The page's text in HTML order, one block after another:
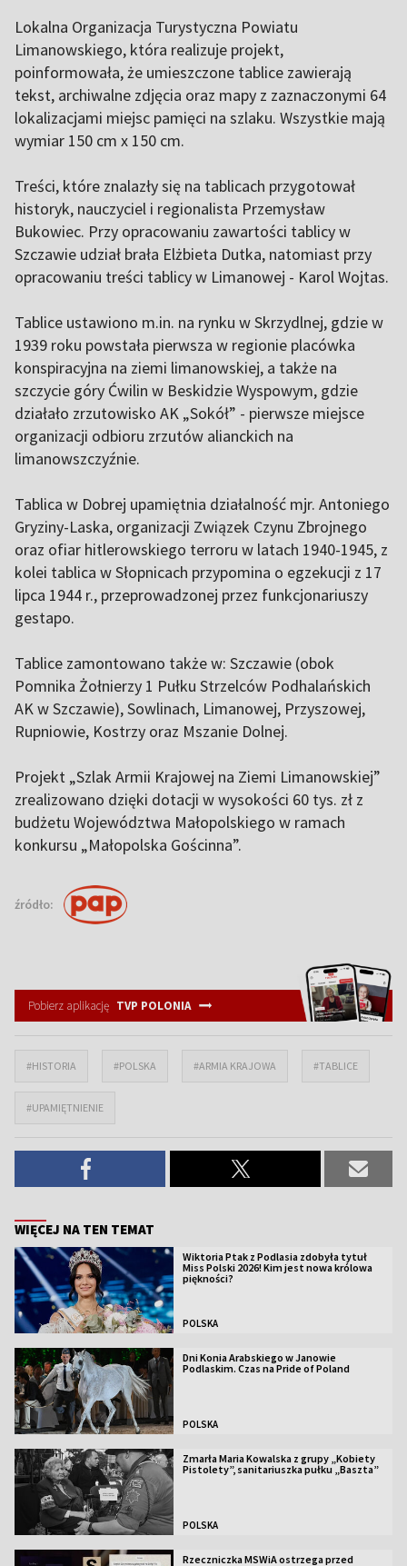
Lokalna Organizacja Turystyczna Powiatu
Limanowskiego, która realizuje projekt,
poinformowała, że umieszczone tablice zawierają
tekst, archiwalne zdjęcia oraz mapy z zaznaczonymi 64
lokalizacjami miejsc pamięci na szlaku. Wszystkie mają
wymiar 150 cm x 150 cm.
Treści, które znalazły się na tablicach przygotował
historyk, nauczyciel i regionalista Przemysław
Bukowiec. Przy opracowaniu zawartości tablicy w
Szczawie udział brała Elżbieta Dutka, natomiast przy
opracowaniu treści tablicy w Limanowej - Karol Wojtas.
Tablice ustawiono m.in. na rynku w Skrzydlnej, gdzie w
1939 roku powstała pierwsza w regionie placówka
konspiracyjna na ziemi limanowskiej, a także na
szczycie góry Ćwilin w Beskidzie Wyspowym, gdzie
działało zrzutowisko AK „Sokół” - pierwsze miejsce
organizacji odbioru zrzutów alianckich na
limanowszczyźnie.
Tablica w Dobrej upamiętnia działalność mjr. Antoniego
Gryziny-Laska, organizacji Związek Czynu Zbrojnego
oraz ofiar hitlerowskiego terroru w latach 1940-1945, z
kolei tablica w Słopnicach przypomina o egzekucji z 17
lipca 1944 r., przeprowadzonej przez funkcjonariuszy
gestapo.
Tablice zamontowano także w: Szczawie (obok
Pomnika Żołnierzy 1 Pułku Strzelców Podhalańskich
AK w Szczawie), Sowlinach, Limanowej, Przyszowej,
Rupniowie, Kostrzy oraz Mszanie Dolnej.
Projekt „Szlak Armii Krajowej na Ziemi Limanowskiej”
zrealizowano dzięki dotacji w wysokości 60 tys. zł z
budżetu Województwa Małopolskiego w ramach
konkursu „Małopolska Gościnna”.
źródło:
Pobierz aplikację TVP POLONIA
#HISTORIA #POLSKA #ARMIA KRAJOWA #TABLICE
#UPAMIĘTNIENIE
WIĘCEJ NA TEN TEMAT
Wiktoria Ptak z Podlasia zdobyła tytuł
Miss Polski 2026! Kim jest nowa królowa
piękności?
POLSKA
Dni Konia Arabskiego w Janowie
Podlaskim. Czas na Pride of Poland
POLSKA
Zmarła Maria Kowalska z grupy „Kobiety
Pistolety”, sanitariuszka pułku „Baszta”
POLSKA
Rzeczniczka MSWiA ostrzega przed